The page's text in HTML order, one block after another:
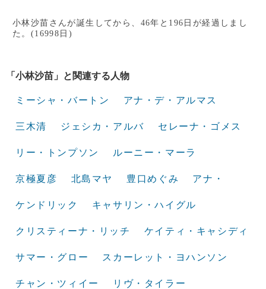
小林沙苗さんが誕生してから、46年と196日が経過しまし
た。(16998日)
「小林沙苗」と関連する人物
ミーシャ・バートン アナ・デ・アルマス
三木清 ジェシカ・アルバ セレーナ・ゴメス
リー・トンプソン ルーニー・マーラ
京極夏彦 北島マヤ 豊口めぐみ アナ・
ケンドリック キャサリン・ハイグル
クリスティーナ・リッチ ケイティ・キャシディ
サマー・グロー スカーレット・ヨハンソン
チャン・ツィイー リヴ・タイラー